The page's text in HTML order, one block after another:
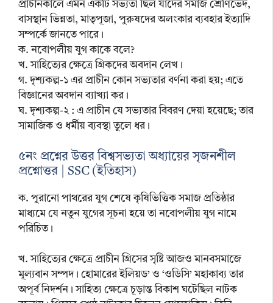
প্রাচীনকালে এমন একটি সভ্যতা ছিল যাদের সমাজ শ্রেণিভেদ,
বাসস্থান ভিন্নতা, মাতৃপূজা, পুরুষদের অলংকার ব্যবহার ইত্যাদি
সম্পর্কে জানতে পারে।
ক. নবোপলীয় যুগ কাকে বলে?
খ. সাহিত্যের ক্ষেত্রে গ্রিকদের অবদান লেখ।
গ. দৃশ্যকল্প-১ এর প্রাচীন কোন সভ্যতার বর্ণনা করা হয়; এতে
বিজ্ঞানের অবদান ব্যাখ্যা কর।
ঘ. দৃশ্যকল্প-২ : এ প্রাচীন যে সভ্যতার বিবরণ দেয়া হয়েছে; তার
সামাজিক ও ধর্মীয় ব্যবস্থা তুলে ধর।
৫নং প্রশ্নের উত্তর বিশ্বসভ্যতা অধ্যায়ের সৃজনশীল
প্রশ্নোত্তর | SSC (ইতিহাস)
ক. পুরানো পাথরের যুগ শেষে কৃষিভিত্তিক সমাজ প্রতিষ্ঠার
মাধ্যমে যে নতুন যুগের সূচনা হয়ে তা নবোপলীয় যুগ নামে
পরিচিত।
খ. সাহিত্যের ক্ষেত্রে প্রাচীন গ্রিসের সৃষ্টি আজও মানবসমাজে
মূল্যবান সম্পদ। হোমারের ইলিয়ড’ ও ‘ওডিসি’ মহাকাব্য তার
অপূর্ব নিদর্শন। সাহিত্য ক্ষেত্রে চূড়ান্ত বিকাশ ঘটেছিল নাটক